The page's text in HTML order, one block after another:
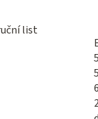
list